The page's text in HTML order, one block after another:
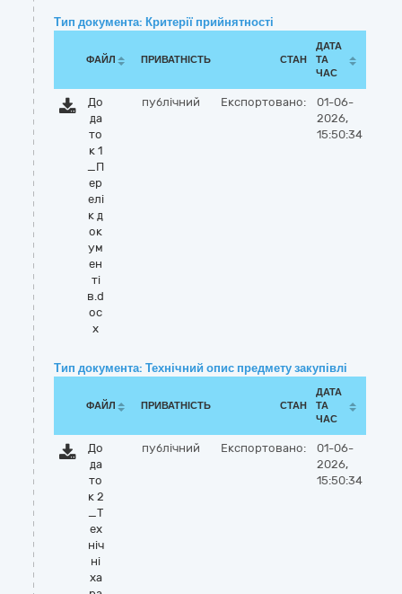
Тип документа: Критерії прийнятності
ФАЙЛ ПРИВАТНІСТЬ СТАН
ДАТА
ТА
ЧАС
До
да
то
к 1
_П
ер
елі
к д
ок
ум
ен
ті
в.d
oc
x
публічний Експортовано:
01-06-
2026,
15:50:34
Тип документа: Технічний опис предмету закупівлі
ФАЙЛ ПРИВАТНІСТЬ СТАН
ДАТА
ТА
ЧАС
До
да
то
к 2
_Т
ех
ніч
ні
ха
публічний Експортовано:
01-06-
2026,
15:50:34